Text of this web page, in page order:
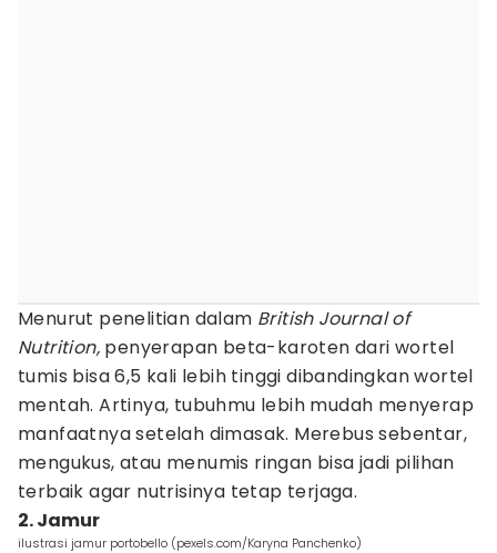
Menurut penelitian dalam British Journal of
Nutrition, penyerapan beta-karoten dari wortel
tumis bisa 6,5 kali lebih tinggi dibandingkan wortel
mentah. Artinya, tubuhmu lebih mudah menyerap
manfaatnya setelah dimasak. Merebus sebentar,
mengukus, atau menumis ringan bisa jadi pilihan
terbaik agar nutrisinya tetap terjaga.
2. Jamur
ilustrasi jamur portobello (pexels.com/Karyna Panchenko)